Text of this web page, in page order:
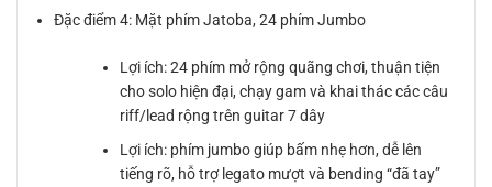
Đặc điểm 4: Mặt phím Jatoba, 24 phím Jumbo
Lợi ích: 24 phím mở rộng quãng chơi, thuận tiện
cho solo hiện đại, chạy gam và khai thác các câu
riff/lead rộng trên guitar 7 dây
Lợi ích: phím jumbo giúp bấm nhẹ hơn, dễ lên
tiếng rõ, hỗ trợ legato mượt và bending “đã tay”